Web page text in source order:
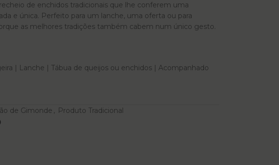
de enchidos tradicionais que lhe conferem uma
e única. Perfeito para um lanche, uma oferta ou para
as melhores tradições também cabem num único gesto.
| Lanche | Tábua de queijos ou enchidos | Acompanhado
de Gimonde , Produto Tradicional